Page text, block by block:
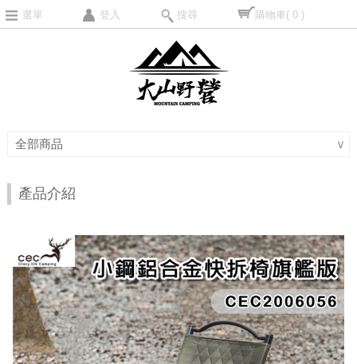
選單 登入 搜尋 購物車( 0 )
全部商品 ∨
產品介紹